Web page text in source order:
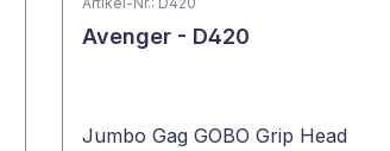
Avenger - D420
Jumbo Gag GOBO Grip Head